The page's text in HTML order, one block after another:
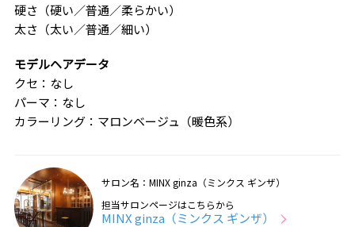
硬さ（硬い／普通／柔らかい）
太さ（太い／普通／細い）
モデルヘアデータ
クセ：なし
パーマ：なし
カラーリング：マロンベージュ（暖色系）
サロン名：MINX ginza（ミンクス ギンザ）
担当サロンページはこちらから
MINX ginza（ミンクス ギンザ）